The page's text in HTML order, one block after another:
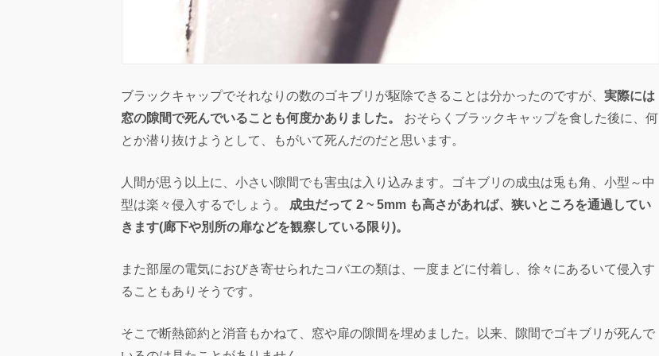
ブラックキャップでそれなりの数のゴキブリが駆除できることは分かったのですが、 実際には
窓の隙間で死んでいることも何度かありました。
おそらくブラックキャップを食した後に、何
とか潜り抜けようとして、もがいて死んだのだと思います。
人間が思う以上に、小さい隙間でも害虫は入り込みます。ゴキブリの成虫は兎も角、小型～中
型は楽々侵入するでしょう。 成虫だって 2 ~ 5mm も高さがあれば、狭いところを通過してい
きます(廊下や別所の扉などを観察している限り)。
また部屋の電気におびき寄せられたコバエの類は、一度まどに付着し、徐々にあるいて侵入す
ることもありそうです。
そこで断熱節約と消音もかねて、窓や扉の隙間を埋めました。以来、隙間でゴキブリが死んで